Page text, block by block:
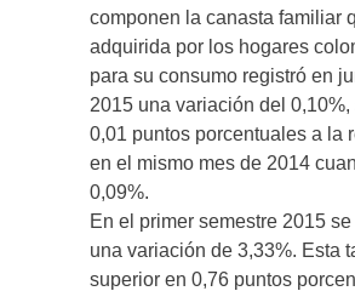
componen la canasta familiar
adquirida por los hogares
para su consumo registró en
2015 una variación del 0,10%,
0,01 puntos porcentuales a la
en el mismo mes de 2014
0,09%.
En el primer semestre 2015
una variación de 3,33%. Esta
superior en 0,76 puntos